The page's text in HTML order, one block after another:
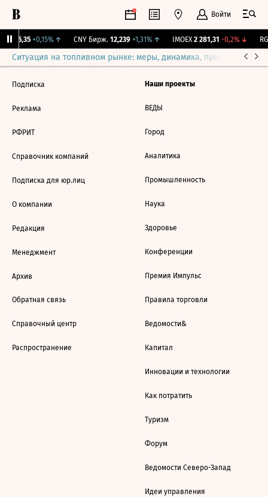
Войти
115,35 +0,15%↑ CNY Бирж. 12,239 +1,31%↑ IMOEX 2 281,31 -0,2%↓
Ситуация на топливном рынке: меры, динамика, прогнозы
Подписка
Реклама
РФРИТ
Справочник компаний
Подписка для юр.лиц
О компании
Редакция
Менеджмент
Архив
Обратная связь
Справочный центр
Распространение
Наши проекты
ВЕДЫ
Город
Аналитика
Промышленность
Наука
Здоровье
Конференции
Премия Импульс
Правила торговли
Ведомости&
Капитал
Инновации и технологии
Как потратить
Туризм
Форум
Ведомости Северо-Запад
Идеи управления